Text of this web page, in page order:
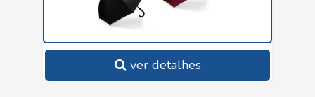
ver detalhes